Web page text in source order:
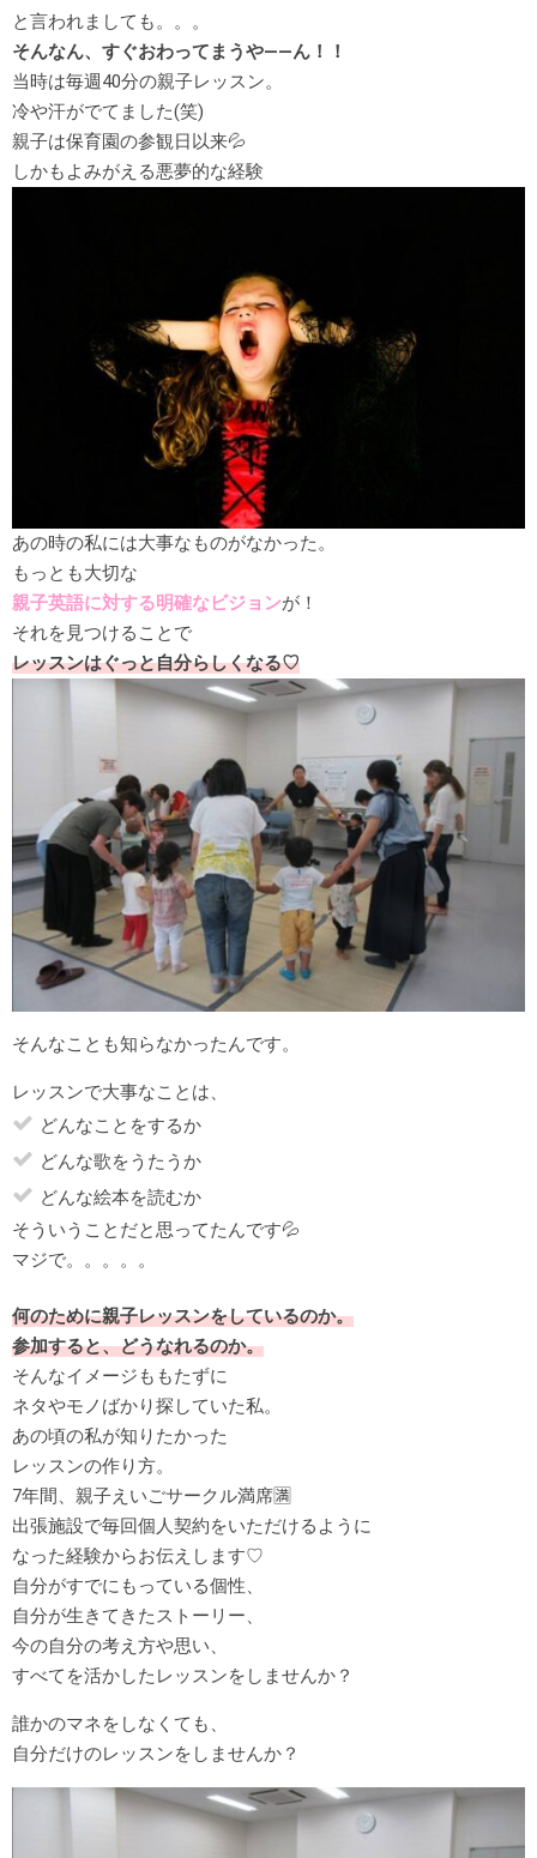
と言われましても。。。
そんなん、すぐおわってまうや――ん！！
当時は毎週40分の親子レッスン。
冷や汗がでてました(笑)
親子は保育園の参観日以来💦
しかもよみがえる悪夢的な経験
あの時の私には大事なものがなかった。
もっとも大切な
親子英語に対する明確なビジョンが！
それを見つけることで
レッスンはぐっと自分らしくなる♡
そんなことも知らなかったんです。
レッスンで大事なことは、
どんなことをするか
どんな歌をうたうか
どんな絵本を読むか
そういうことだと思ってたんです💦
マジで。。。。。
何のために親子レッスンをしているのか。
参加すると、どうなれるのか。
そんなイメージももたずに
ネタやモノばかり探していた私。
あの頃の私が知りたかった
レッスンの作り方。
7年間、親子えいごサークル満席🈵
出張施設で毎回個人契約をいただけるように
なった経験からお伝えします♡
自分がすでにもっている個性、
自分が生きてきたストーリー、
今の自分の考え方や思い、
すべてを活かしたレッスンをしませんか？
誰かのマネをしなくても、
自分だけのレッスンをしませんか？